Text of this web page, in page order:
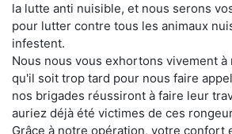
la lutte anti nuisible, et nous serons
pour lutter contre tous les animaux
infestent.
Nous nous vous exhortons vivement à
qu'il soit trop tard pour nous faire
nos brigades réussiront à faire leur
auriez déjà été victimes de ces
Grâce à notre opération, votre confort